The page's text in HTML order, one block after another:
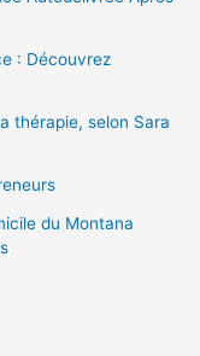
: Découvrez
thérapie, selon Sara
du Montana